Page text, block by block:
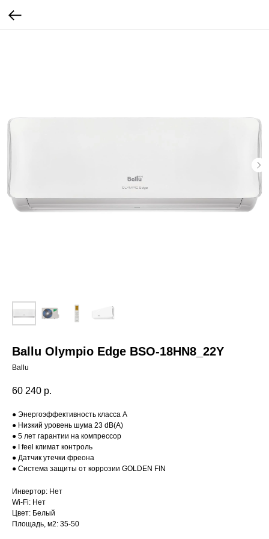
Ballu Olympio Edge BSO-18HN8_22Y
Ballu
60 240 р.
● Энергоэффективность класса А
● Низкий уровень шума 23 dB(A)
● 5 лет гарантии на компрессор
● I feel климат контроль
● Датчик утечки фреона
● Система защиты от коррозии GOLDEN FIN
Инвертор: Нет
Wi-Fi: Нет
Цвет: Белый
Площадь, м2: 35-50